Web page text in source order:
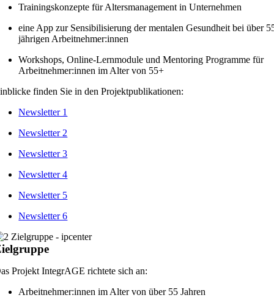
Trainingskonzepte für Altersmanagement in Unternehmen
eine App zur Sensibilisierung der mentalen Gesundheit bei über
jährigen Arbeitnehmer:innen
Workshops, Online-Lernmodule und Mentoring Programme für
Arbeitnehmer:innen im Alter von 55+
finden Sie in den Projektpublikationen:
Newsletter 1
Newsletter 2
Newsletter 3
Newsletter 4
Newsletter 5
Newsletter 6
Projekt IntegrAGE richtete sich an:
Arbeitnehmer:innen im Alter von über 55 Jahren